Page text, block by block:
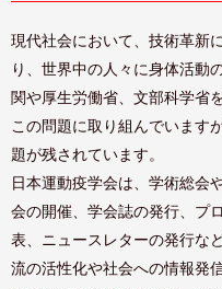
現代社会において、技術革新
り、世界中の人々に身体活動
関や厚生労働省、文部科学省
この問題に取り組んでいます
題が残されています。
日本運動疫学会は、学術総会
会の開催、学会誌の発行、プ
表、ニュースレターの発行な
流の活性化や社会への情報発